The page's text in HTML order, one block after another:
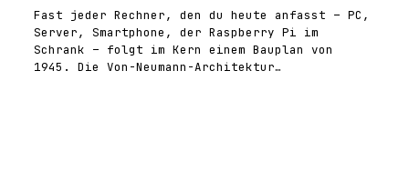
Fast jeder Rechner, den du heute anfasst – PC,
Server, Smartphone, der Raspberry Pi im
Schrank – folgt im Kern einem Bauplan von
1945. Die Von-Neumann-Architektur…